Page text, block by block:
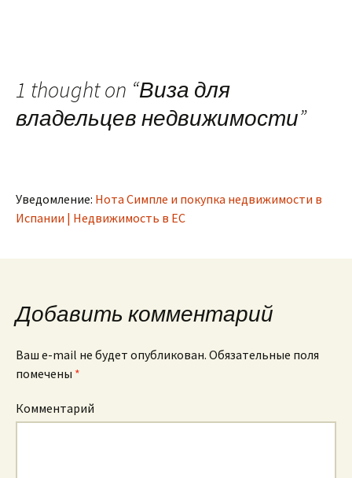
1 thought on “Виза для
владельцев недвижимости”
Уведомление: Нота Симпле и покупка недвижимости в
Испании | Недвижимость в ЕС
Добавить комментарий
Ваш e-mail не будет опубликован. Обязательные поля
помечены *
Комментарий